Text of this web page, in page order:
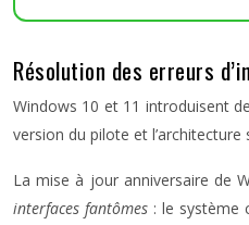
Résolution des erreurs
Windows 10 et 11 introduisent
version du pilote et
La mise à jour anniversaire de
interfaces fantômes : le système